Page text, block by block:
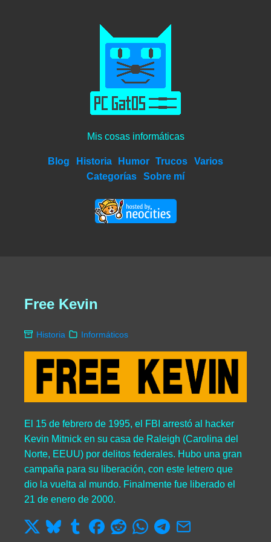
Mis cosas informáticas
Blog Historia Humor Trucos
Varios
Categorías
Sobre mí
Free Kevin
Historia Informáticos
El 15 de febrero de 1995, el FBI arrestó al hacker
Kevin Mitnick en su casa de Raleigh (Carolina del
Norte, EEUU) por delitos federales. Hubo una gran
campaña para su liberación, con este letrero que
dio la vuelta al mundo. Finalmente fue liberado el
21 de enero de 2000.